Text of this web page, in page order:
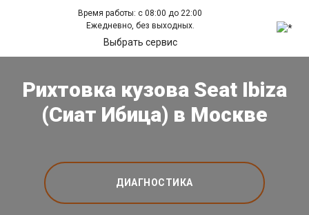
Время работы: с 08:00 до 22:00
Ежедневно, без выходных.
Выбрать сервис
Рихтовка кузова Seat Ibiza
(Сиат Ибица) в Москве
ДИАГНОСТИКА